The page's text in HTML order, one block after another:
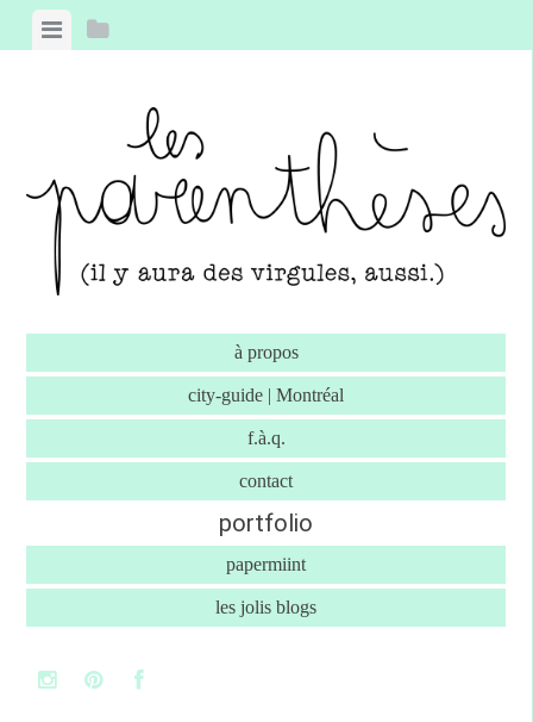
Skip to content
View menuView sidebar
à propos
city-guide | Montréal
f.à.q.
contact
portfolio
papermiint
les jolis blogs